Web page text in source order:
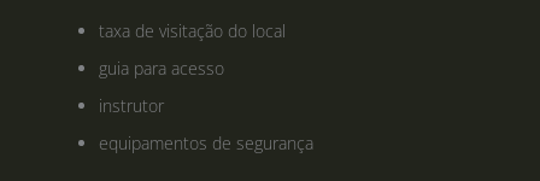
taxa de visitação do local
guia para acesso
instrutor
equipamentos de segurança